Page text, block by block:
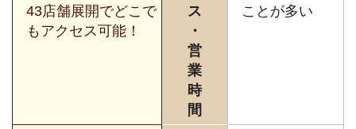
43店舗展開でどこで
もアクセス可能！
ス
・
営
業
時
間
ことが多い